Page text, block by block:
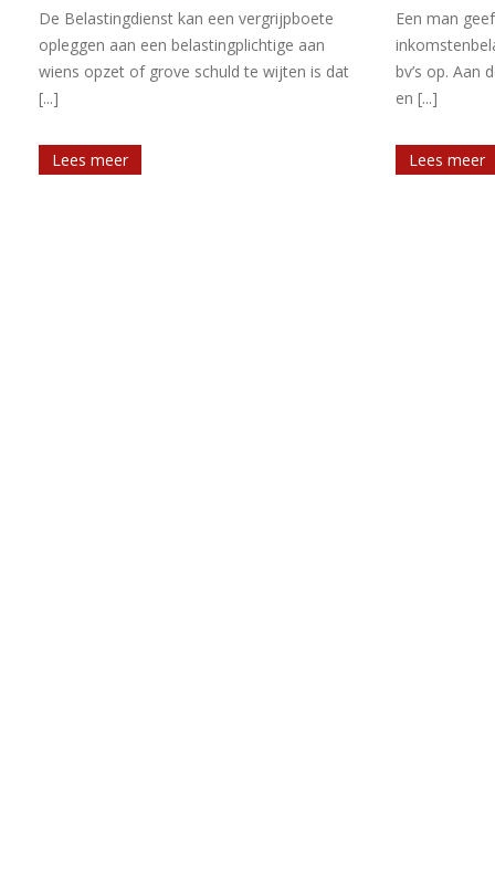
Een man geeft in zijn aangifte
inkomstenbelasting het inkomen uit twee
bv’s op. Aan de man wordt geautomatiseerd
en [...]
Lees meer
Voor
dat zij het
inkomen in